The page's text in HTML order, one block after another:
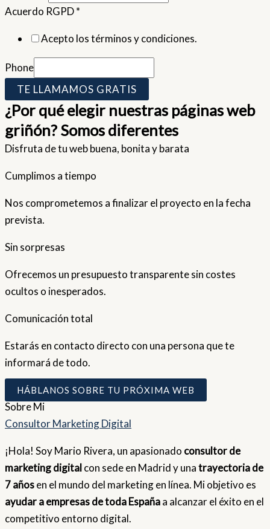
Acuerdo RGPD*
Acepto los términos y condiciones.
Phone
TE LLAMAMOS GRATIS
¿Por qué elegir nuestras páginas web
griñón? Somos diferentes
Disfruta de tu web buena, bonita y barata
Cumplimos a tiempo
Nos comprometemos a finalizar el proyecto en la fecha
prevista.
Sin sorpresas
Ofrecemos un presupuesto transparente sin costes
ocultos o inesperados.
Comunicación total
Estarás en contacto directo con una persona que te
informará de todo.
HÁBLANOS SOBRE TU PRÓXIMA WEB
SobreMi
Consultor Marketing Digital
¡Hola! Soy Mario Rivera, un apasionado consultor de
marketing digital con sede en Madrid y unatrayectoria de
7 añosen el mundo del marketing en línea. Mi objetivo es
ayudar a empresas de toda Españaa alcanzar el éxito en el
competitivo entorno digital.